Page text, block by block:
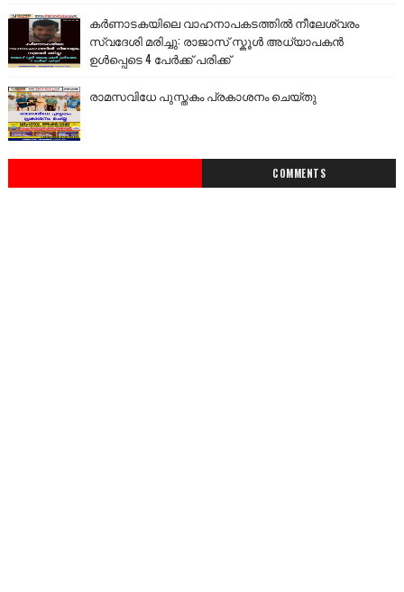
കർണാടകയിലെ വാഹനാപകടത്തിൽ നീലേശ്വരം
സ്വദേശി മരിച്ചു: രാജാസ് സ്കൂൾ അധ്യാപകൻ
ഉൾപ്പെടെ 4 പേർക്ക് പരിക്ക്
രാമസവിധേ പുസ്തകം പ്രകാശനം ചെയ്തു
COMMENTS